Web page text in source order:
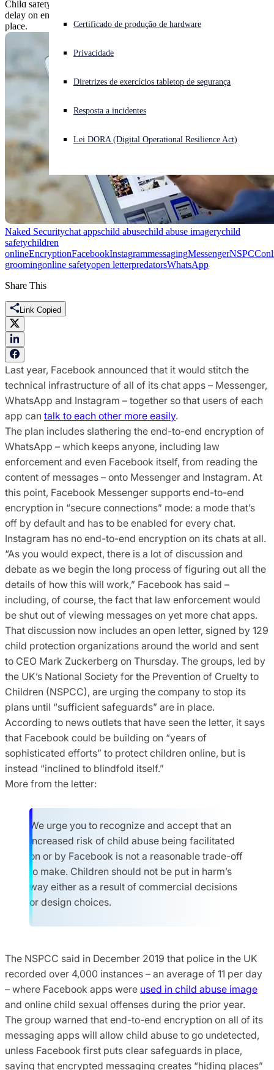
Enfrentando um ataque cibernético? Obtenha ajuda imediata
Iniciar sessão
Open search
Português (Brasil) Open language switcher
Certificado de produção de hardware
Privacidade
Diretrizes de exercícios tabletop de segurança
Resposta a incidentes
Lei DORA (Digital Operational Resilience Act)
Child safety groups penned an open letter to Facebook, urging a
delay on encrypted messaging until sufficient safeguards are in
place.
Naked Securitychat appschild abusechild abuse imagerychild
safetychildren
onlineEncryptionFacebookInstagrammessagingMessengerNSPCC
groomingonline safetyopen letterpredatorsWhatsApp
Share This
Link Copied
Last year, Facebook announced that it would stitch the
technical infrastructure of all of its chat apps – Messenger,
WhatsApp and Instagram – together so that users of each
app can talk to each other more easily.
The plan includes slathering the end-to-end encryption of
WhatsApp – which keeps anyone, including law
enforcement and even Facebook itself, from reading the
content of messages – onto Messenger and Instagram. At
this point, Facebook Messenger supports end-to-end
encryption in “secure connections” mode: a mode that’s
off by default and has to be enabled for every chat.
Instagram has no end-to-end encryption on its chats at all.
“As you would expect, there is a lot of discussion and
debate as we begin the long process of figuring out all the
details of how this will work,” Facebook has said –
including, of course, the fact that law enforcement would
be shut out of viewing messages on yet more chat apps.
That discussion now includes an open letter, signed by 129
child protection organizations around the world and sent
to CEO Mark Zuckerberg on Thursday. The groups, led by
the UK’s National Society for the Prevention of Cruelty to
Children (NSPCC), are urging the company to stop its
plans until “sufficient safeguards” are in place.
According to news outlets that have seen the letter, it says
that Facebook could be building on “years of
sophisticated efforts” to protect children online, but is
instead “inclined to blindfold itself.”
More from the letter:
We urge you to recognize and accept that an
increased risk of child abuse being facilitated
on or by Facebook is not a reasonable trade-off
to make. Children should not be put in harm’s
way either as a result of commercial decisions
or design choices.
The NSPCC said in December 2019 that police in the UK
recorded over 4,000 instances – an average of 11 per day
– where Facebook apps were used in child abuse image
and online child sexual offenses during the prior year.
The group warned that end-to-end encryption on all of its
messaging apps will allow child abuse to go undetected,
unless Facebook first puts clear safeguards in place,
saying that encrypted messaging creates “hiding places”